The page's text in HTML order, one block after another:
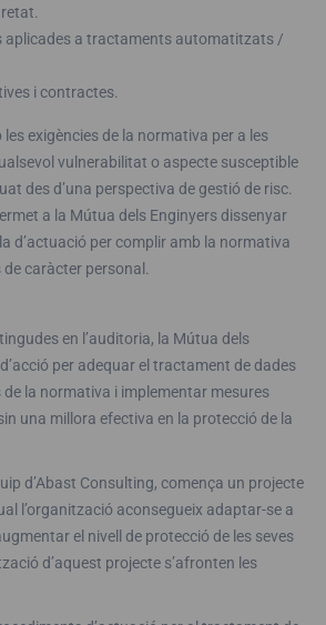
aplicades a tractaments automatitzats /
i contractes.
exigències de la normativa per a les
vulnerabilitat o aspecte susceptible
des d’una perspectiva de gestió de risc.
a la Mútua dels Enginyers dissenyar
d’actuació per complir amb la normativa
caràcter personal.
en l’auditoria, la Mútua dels
per adequar el tractament de dades
de la normativa i implementar mesures
una millora efectiva en la protecció de la
d’Abast Consulting, comença un projecte
l’organització aconsegueix adaptar-se a
el nivell de protecció de les seves
d’aquest projecte s’afronten les